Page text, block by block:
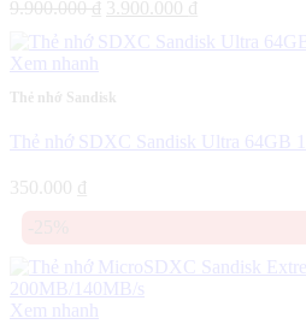
9.900.000₫ Giá
là:
3.900.000 ₫
tại
Xem nhanh
Thẻ nhớ Sandisk
Thẻ nhớ SDXC Sandisk Ultra 64GB
350.000 ₫
Xem nhanh